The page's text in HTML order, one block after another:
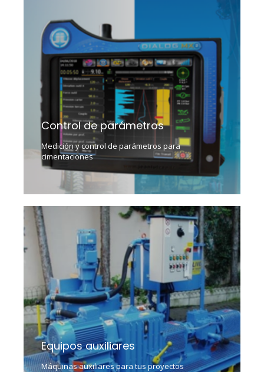
Control de parámetros
Medición y control de parámetros para
cimentaciones
Equipos auxiliares
Máquinas auxiliares para tus proyectos